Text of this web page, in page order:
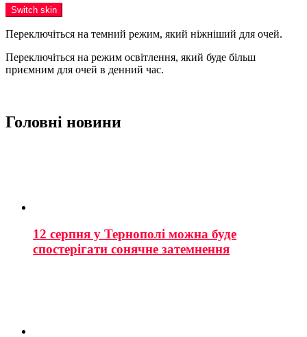
Switch skin
Переключіться на темний режим, який ніжніший для очей.
Переключіться на режим освітлення, який буде більш
приємним для очей в денний час.
Головні новини
12 серпня у Тернополі можна буде
спостерігати сонячне затемнення